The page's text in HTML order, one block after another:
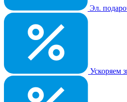
Эл.
Ускоряем